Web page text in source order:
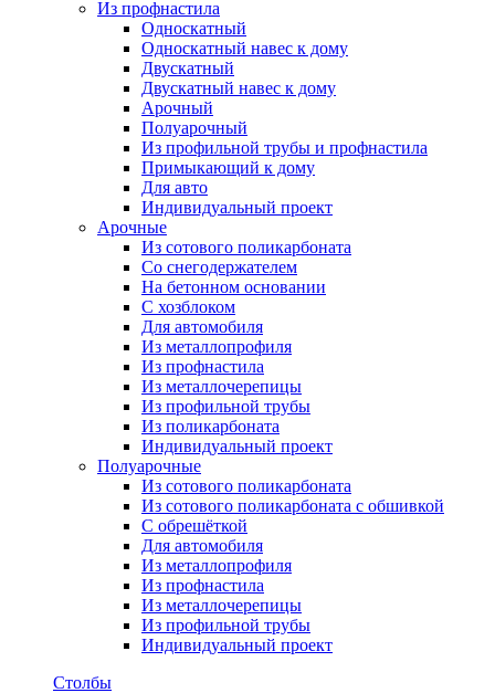
Из профнастила
Односкатный
Односкатный навес к дому
Двускатный
Двускатный навес к дому
Арочный
Полуарочный
Из профильной трубы и профнастила
Примыкающий к дому
Для авто
Индивидуальный проект
Арочные
Из сотового поликарбоната
Со снегодержателем
На бетонном основании
С хозблоком
Для автомобиля
Из металлопрофиля
Из профнастила
Из металлочерепицы
Из профильной трубы
Из поликарбоната
Индивидуальный проект
Полуарочные
Из сотового поликарбоната
Из сотового поликарбоната с обшивкой
С обрешёткой
Для автомобиля
Из металлопрофиля
Из профнастила
Из металлочерепицы
Из профильной трубы
Индивидуальный проект
Столбы